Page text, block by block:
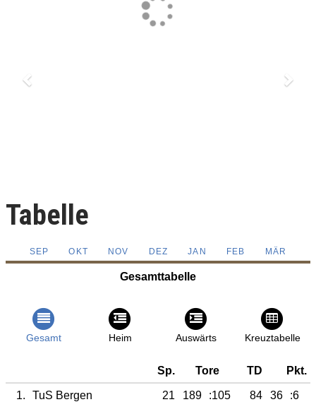
Tabelle
SEP OKT NOV DEZ JAN FEB MÄR
Gesamttabelle
Gesamt Heim Auswärts Kreuztabelle
Sp. Tore TD Pkt.
1. TuS Bergen 21 189 :105 84 36
:6